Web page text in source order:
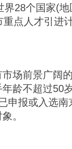
28个国家(
点人才引进
场前景广阔
龄不超过50
申报或入选
。